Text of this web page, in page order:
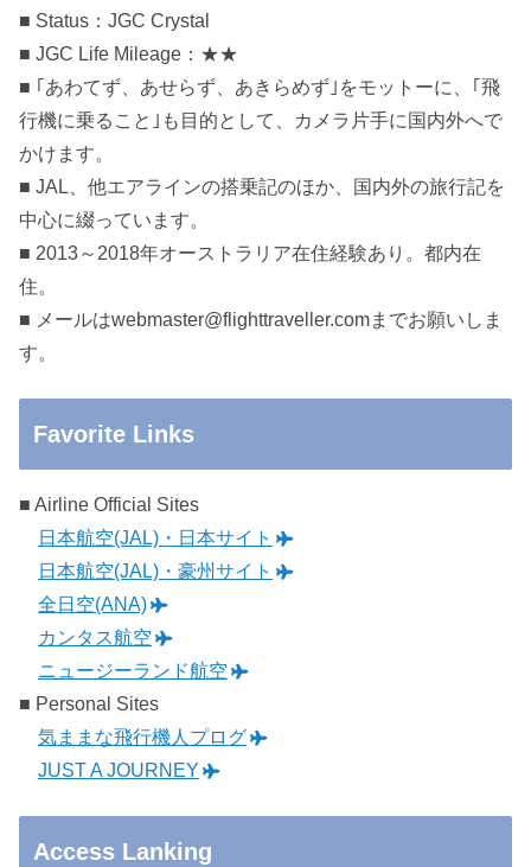
■ Status：JGC Crystal
■ JGC Life Mileage：★★
■ ｢あわてず、あせらず、あきらめず｣をモットーに、｢飛
行機に乗ること｣も目的として、カメラ片手に国内外へで
かけます。
■ JAL、他エアラインの搭乗記のほか、国内外の旅行記を
中心に綴っています。
■ 2013～2018年オーストラリア在住経験あり。都内在
住。
■ メールはwebmaster@flighttraveller.comまでお願いしま
す。
Favorite Links
■ Airline Official Sites
日本航空(JAL)・日本サイト
日本航空(JAL)・豪州サイト
全日空(ANA)
カンタス航空
ニュージーランド航空
■ Personal Sites
気ままな飛行機人プログ
JUST A JOURNEY
Access Lanking